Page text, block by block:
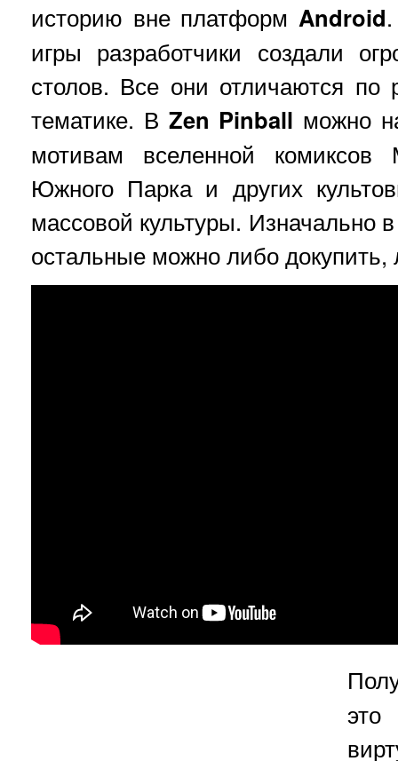
историю вне платформ Android
игры разработчики создали
столов. Все они отличаются по
тематике. В Zen Pinball можно
мотивам вселенной
Южного Парка и других
массовой культуры. Изначально
остальные можно либо докупить,